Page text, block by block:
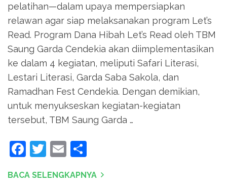
pelatihan—dalam upaya mempersiapkan
relawan agar siap melaksanakan program Let’s
Read. Program Dana Hibah Let’s Read oleh TBM
Saung Garda Cendekia akan diimplementasikan
ke dalam 4 kegiatan, meliputi Safari Literasi,
Lestari Literasi, Garda Saba Sakola, dan
Ramadhan Fest Cendekia. Dengan demikian,
untuk menyukseskan kegiatan-kegiatan
tersebut, TBM Saung Garda …
Facebook
Twitter
Email
BACA SELENGKAPNYA